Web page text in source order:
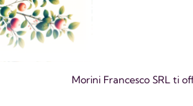
Morini Francesco SRL ti